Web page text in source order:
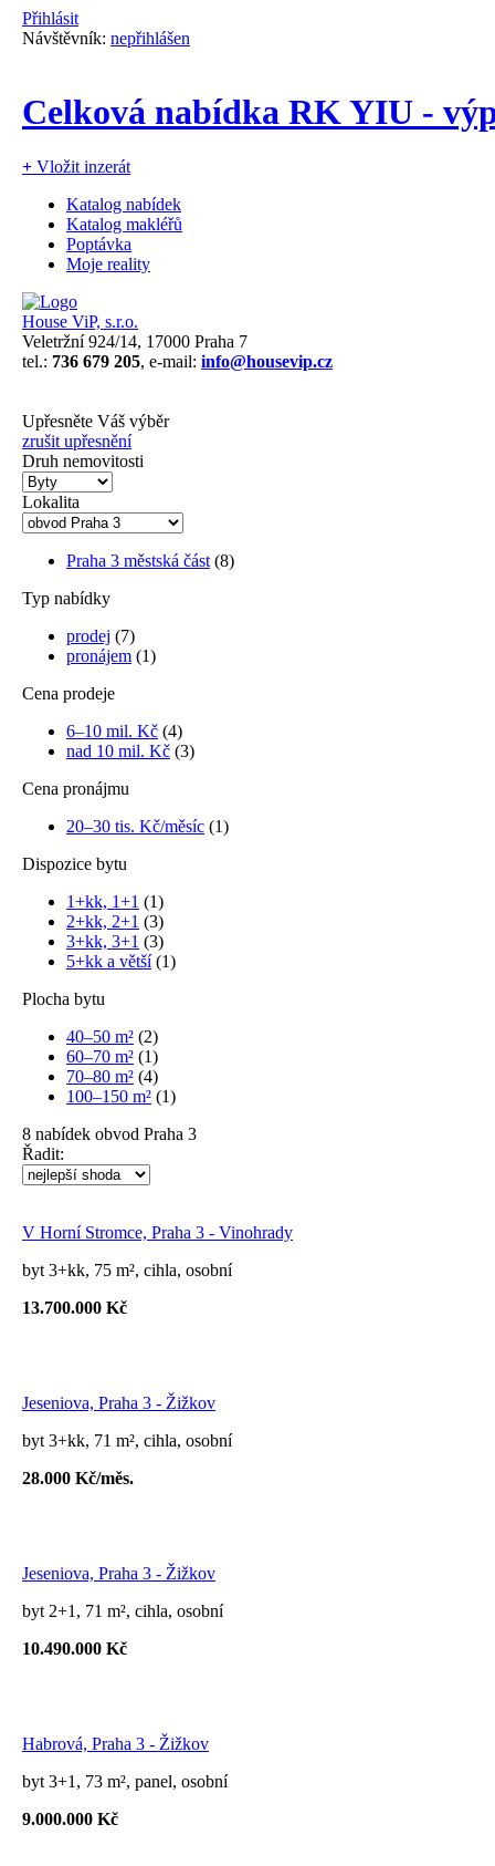
Přihlásit
Návštěvník: nepřihlášen
Celková nabídka RK YIU -
+ Vložit inzerát
Katalog nabídek
Katalog makléřů
Poptávka
Moje reality
House ViP, s.r.o.
Veletržní 924/14, 17000 Praha 7
tel.: 736 679 205, e-mail: info@housevip.cz
Upřesněte Váš výběr
zrušit upřesnění
Druh nemovitosti
Lokalita
Praha 3 městská část (8)
Typ nabídky
prodej (7)
pronájem (1)
Cena prodeje
6–10 mil. Kč (4)
nad 10 mil. Kč (3)
Cena pronájmu
20–30 tis. Kč/měsíc (1)
Dispozice bytu
1+kk, 1+1 (1)
2+kk, 2+1 (3)
3+kk, 3+1 (3)
5+kk a větší(1)
Plocha bytu
40–50 m² (2)
60–70 m² (1)
70–80 m² (4)
100–150 m² (1)
8 nabídek obvod Praha 3
Řadit:
V Horní Stromce, Praha 3 - Vinohrady
byt 3+kk, 75 m², cihla, osobní
13.700.000 Kč
Jeseniova, Praha 3 - Žižkov
byt 3+kk, 71 m², cihla, osobní
28.000 Kč/měs.
Jeseniova, Praha 3 - Žižkov
byt 2+1, 71 m², cihla, osobní
10.490.000 Kč
Habrová, Praha 3 - Žižkov
byt 3+1, 73 m², panel, osobní
9.000.000 Kč